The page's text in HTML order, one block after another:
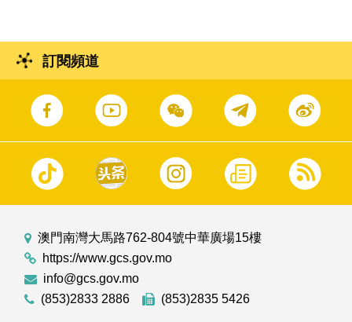
訂閱頻道
澳門南灣大馬路762-804號中華廣場15樓
https://www.gcs.gov.mo
info@gcs.gov.mo
(853)2833 2886
(853)2835 5426